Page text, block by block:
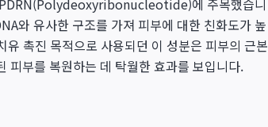
PDRN(Polydeoxyribonucleotide)에 주목했습니
와 유사한 구조를 가져 피부에 대한 친화도가 높
촉진 목적으로 사용되던 이 성분은 피부의 근본
피부를 복원하는 데 탁월한 효과를 보입니다.